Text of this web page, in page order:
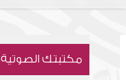
مكتبتك الصوتية